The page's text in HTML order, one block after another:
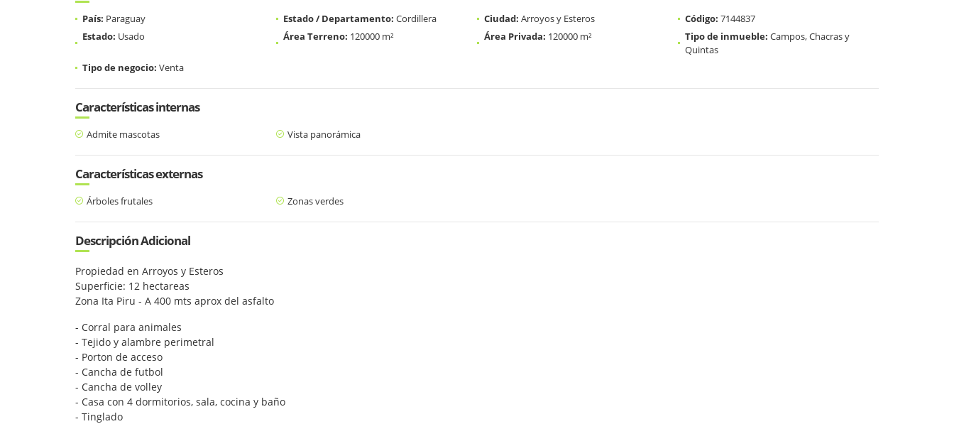
País: Paraguay Estado / Departamento: Cordillera Ciudad: Arroyos y Esteros Código: 7144837
Estado: Usado Área Terreno: 120000 m² Área Privada: 120000 m² Tipo de inmueble: Campos, Chacras y
Quintas
Tipo de negocio: Venta
Características internas
Admite mascotas Vista panorámica
Características externas
Árboles frutales Zonas verdes
Descripción Adicional
Propiedad en Arroyos y Esteros
Superficie: 12 hectareas
Zona Ita Piru - A 400 mts aprox del asfalto
- Corral para animales
- Tejido y alambre perimetral
- Porton de acceso
- Cancha de futbol
- Cancha de volley
- Casa con 4 dormitorios, sala, cocina y baño
- Tinglado